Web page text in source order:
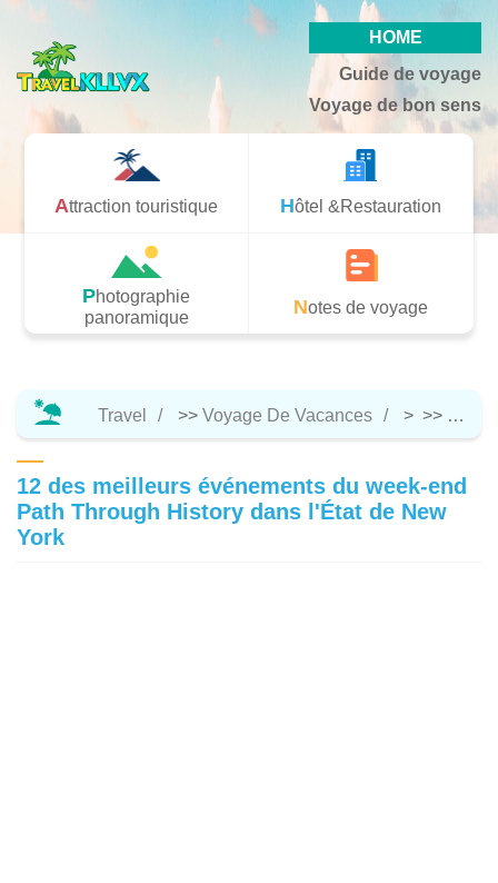
HOME
Guide de voyage
Voyage de bon sens
Attraction touristique Hôtel &Restauration
Photographie
panoramique
Notes de voyage
Travel >> Voyage De Vacances > >>
12 des meilleurs événements du week-end
Path Through History dans l'État de New
York